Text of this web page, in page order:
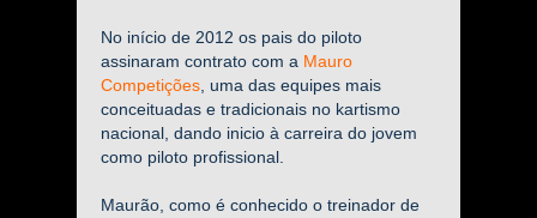
No início de 2012 os pais do piloto
assinaram contrato com a Mauro
Competições, uma das equipes mais
conceituadas e tradicionais no kartismo
nacional, dando inicio à carreira do jovem
como piloto profissional.
Maurão, como é conhecido o treinador de